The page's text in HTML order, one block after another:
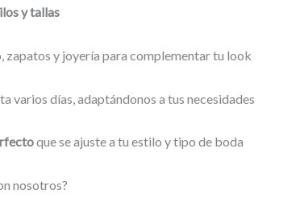
y tallas
zapatos y joyería para complementar tu look
varios días, adaptándonos a tus necesidades
que se ajuste a tu estilo y tipo de boda
nosotros?